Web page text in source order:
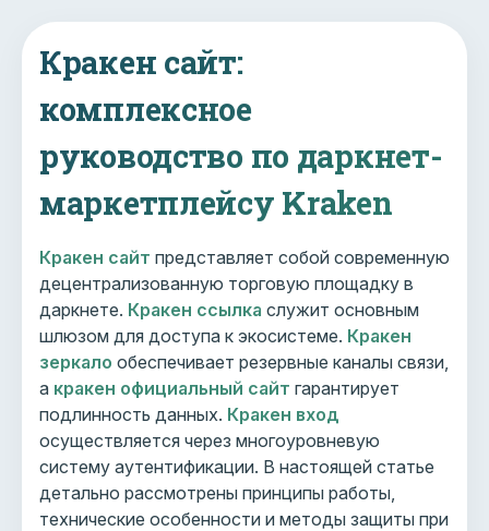
Кракен сайт:
комплексное
руководство по даркнет-
маркетплейсу Kraken
Кракен сайт представляет собой современную
децентрализованную торговую площадку в
даркнете. Кракен ссылка служит основным
шлюзом для доступа к экосистеме. Кракен
зеркало обеспечивает резервные каналы связи,
а кракен официальный сайт гарантирует
подлинность данных. Кракен вход
осуществляется через многоуровневую
систему аутентификации. В настоящей статье
детально рассмотрены принципы работы,
технические особенности и методы защиты при